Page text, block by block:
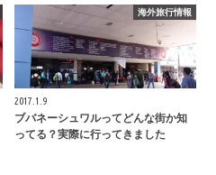
海外旅行情報
2017.1.9
ブバネーシュワルってどんな街か知
ってる？実際に行ってきました